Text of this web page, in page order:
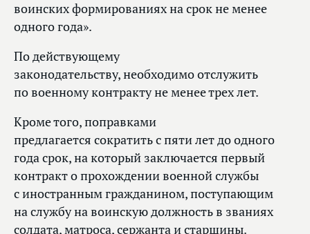
воинских формированиях на срок не менее
одного года».
По действующему
законодательству, необходимо отслужить
по военному контракту не менее трех лет.
Кроме того, поправками
предлагается сократить с пяти лет до одного
года срок, на который заключается первый
контракт о прохождении военной службы
с иностранным гражданином, поступающим
на службу на воинскую должность в званиях
солдата, матроса, сержанта и старшины.